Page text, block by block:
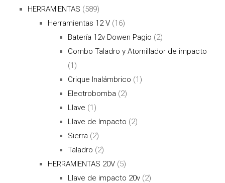
HERRAMIENTAS (589)
Herramientas 12 V (16)
Batería 12v Dowen Pagio (2)
Combo Taladro y Atornillador de impacto
(1)
Crique Inalámbrico (1)
Electrobomba (2)
Llave (1)
Llave de Impacto (2)
Sierra (2)
Taladro (2)
HERRAMIENTAS 20V (5)
Llave de impacto 20v (2)